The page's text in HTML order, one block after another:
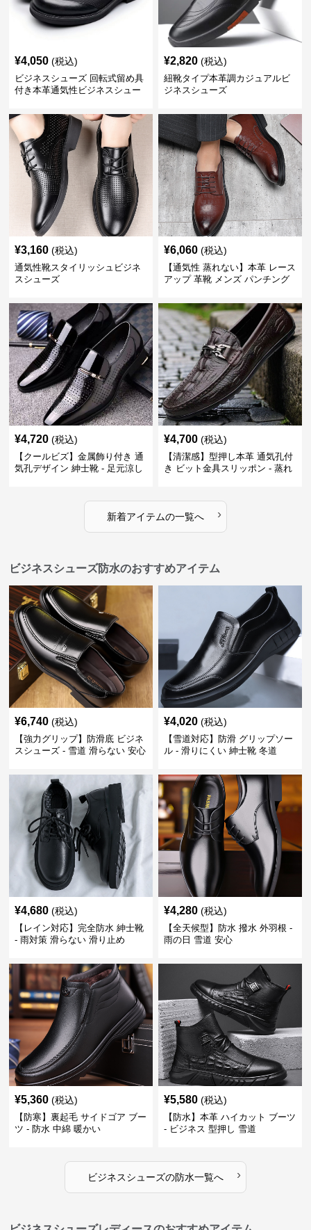
¥4,050 (税込)
ビジネスシューズ 回転式留め具
付き本革通気性ビジネスシュー
¥2,820 (税込)
紐靴タイプ本革調カジュアルビ
ジネスシューズ
¥3,160 (税込)
通気性靴スタイリッシュビジネ
スシューズ
¥6,060 (税込)
【通気性 蒸れない】本革 レース
アップ 革靴 メンズ パンチング
い 営業
¥4,720 (税込)
【クールビズ】金属飾り付き 通
気孔デザイン 紳士靴 - 足元涼し
¥4,700 (税込)
【清潔感】型押し本革 通気孔付
き ビット金具スリッポン - 蒸れ
新着アイテムの一覧へ ›
ビジネスシューズ防水のおすすめアイテム
¥6,740 (税込)
【強力グリップ】防滑底 ビジネ
スシューズ - 雪道 滑らない 安心
¥4,020 (税込)
【雪道対応】防滑 グリップソー
ル - 滑りにくい 紳士靴 冬道
¥4,680 (税込)
【レイン対応】完全防水 紳士靴
- 雨対策 滑らない 滑り止め
¥4,280 (税込)
【全天候型】防水 撥水 外羽根 -
雨の日 雪道 安心
¥5,360 (税込)
【防寒】裏起毛 サイドゴア ブー
ツ - 防水 中綿 暖かい
¥5,580 (税込)
【防水】本革 ハイカット ブーツ
- ビジネス 型押し 雪道
ビジネスシューズの防水一覧へ ›